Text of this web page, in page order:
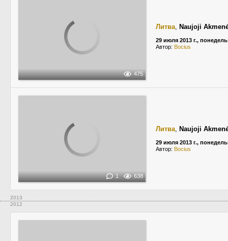
475
Литва, Naujoji
29 июля 2013 г.,
Автор: Bocius
1 638
Литва, Naujoji
29 июля 2013 г.,
Автор: Bocius
2013
2012